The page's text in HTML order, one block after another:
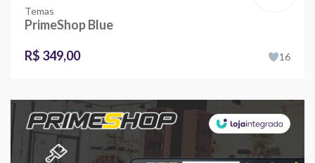
Temas
PrimeShop Blue
R$ 349,00
16